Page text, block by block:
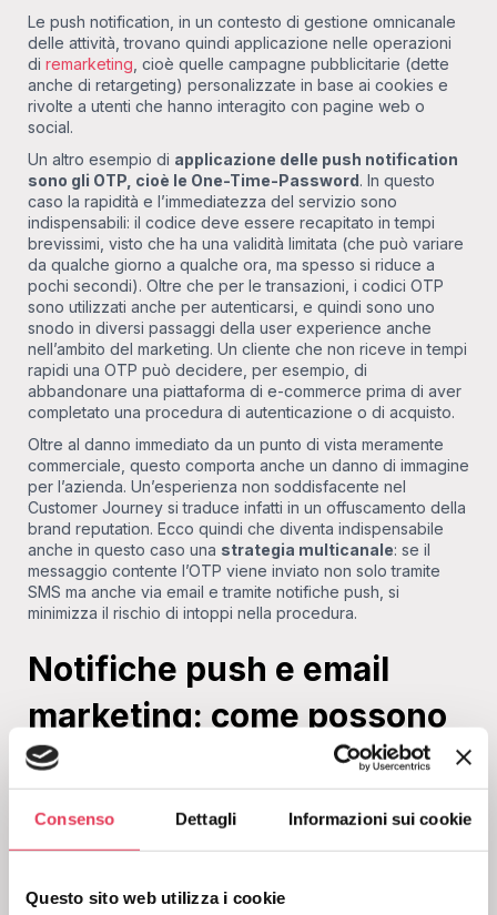
Consenso Dettagli Informazioni sui cookie
Questo sito web utilizza i cookie
Le push notification, in un contesto di gestione omnicanale
delle attività, trovano quindi applicazione nelle operazioni
di remarketing , cioè quelle campagne pubblicitarie (dette
anche di retargeting) personalizzate in base ai cookies e
rivolte a utenti che hanno interagito con pagine web o
social.
Un altro esempio di applicazione delle push notification
sono gli OTP, cioè le One-Time-Password. In questo
caso la rapidità e l’immediatezza del servizio sono
indispensabili: il codice deve essere recapitato in tempi
brevissimi, visto che ha una validità limitata (che può variare
da qualche giorno a qualche ora, ma spesso si riduce a
pochi secondi). Oltre che per le transazioni, i codici OTP
sono utilizzati anche per autenticarsi, e quindi sono uno
snodo in diversi passaggi della user experience anche
nell’ambito del marketing. Un cliente che non riceve in tempi
rapidi una OTP può decidere, per esempio, di
abbandonare una piattaforma di e-commerce prima di aver
completato una procedura di autenticazione o di acquisto.
Oltre al danno immediato da un punto di vista meramente
commerciale, questo comporta anche un danno di immagine
per l’azienda. Un’esperienza non soddisfacente nel
Customer Journey si traduce infatti in un offuscamento della
brand reputation. Ecco quindi che diventa indispensabile
anche in questo caso una strategia multicanale: se il
messaggio contente l’OTP viene inviato non solo tramite
SMS ma anche via email e tramite notifiche push, si
minimizza il rischio di intoppi nella procedura.
Notifiche push e email
marketing: come possono
completarsi?
significativi da una sinergia con le notifiche push. Per
esempio, l’email potrebbe illustrare in modo approfondito le
notification potrebbero richiamare l’attenzione sulla